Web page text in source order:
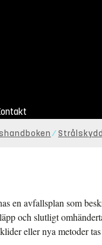
Strålskydd
en avfallsplan som
och slutligt
eller nya metoder